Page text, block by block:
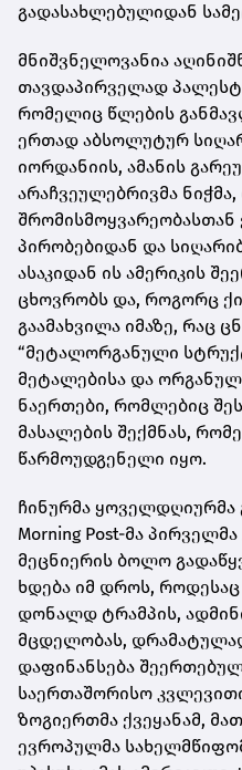
გადასახლებულიდან
მნიშვნელოვანია
თავდაპირველად
რომელიც წლების
ერთად აბსოლუტურ
იორდანიის, ამანის
არაჩვეულებრივმა
შრომისმოყვარეობასთან
პირობებიდან და
ასაკიდან ის ამერიკის
ცხოვრობს და, როგორც
გაამახვილა იმაზე, რაც
“მეტალორგანული
მეტალებისა და
ნაერთები, რომლებიც
მასალების შექმნას,
წარმოუდგენელი იყო.
ჩინურმა ყოველდღიურმა
Morning Post-მა
მეცნიერის ბოლო
ხდება იმ დროს,
დონალდ ტრამპის,
მცდელობას,
დაფინანსება
საერთაშორისო
ზოგიერთმა ქვეყანამ,
ევროპულმა